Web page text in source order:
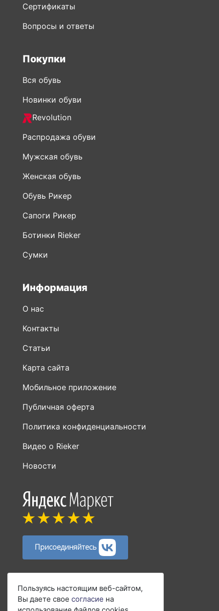
Сертификаты
Вопросы и ответы
Покупки
Вся обувь
Новинки обуви
Revolution
Распродажа обуви
Мужская обувь
Женская обувь
Обувь Рикер
Сапоги Рикер
Ботинки Rieker
Сумки
Информация
О нас
Контакты
Статьи
Карта сайта
Мобильное приложение
Публичная оферта
Политика конфиденциальности
Видео о Rieker
Новости
Присоединяйтесь
Пользуясь настоящим веб-сайтом,
Вы даете свое согласие на